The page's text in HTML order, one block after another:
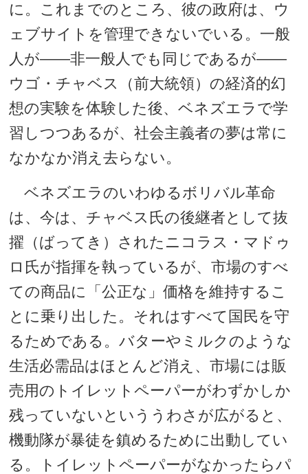
に。これまでのところ、彼の政府は、ウ
ェブサイトを管理できないでいる。一般
人が――非一般人でも同じであるが――
ウゴ・チャベス（前大統領）の経済的幻
想の実験を体験した後、ベネズエラで学
習しつつあるが、社会主義者の夢は常に
なかなか消え去らない。
ベネズエラのいわゆるボリバル革命
は、今は、チャベス氏の後継者として抜
擢（ばってき）されたニコラス・マドゥ
ロ氏が指揮を執っているが、市場のすべ
ての商品に「公正な」価格を維持するこ
とに乗り出した。それはすべて国民を守
るためである。バターやミルクのような
生活必需品はほとんど消え、市場には販
売用のトイレットペーパーがわずかしか
残っていないといううわさが広がると、
機動隊が暴徒を鎮めるために出動してい
る。トイレットペーパーがなかったらパ